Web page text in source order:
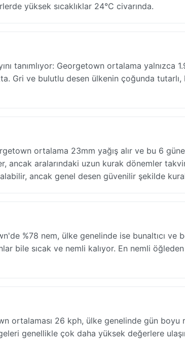
yüksek sıcaklıklar 24°C civarında.
tanımlıyor: Georgetown ortalama yalnızca
Gri ve bulutlu desen ülkenin çoğunda tutarlı,
ortalama 23mm yağış alır ve bu 6 güne
ancak aralarındaki uzun kurak dönemler
ancak genel desen güvenilir şekilde
%78 nem, ülke genelinde ise bunaltıcı ve
bile sıcak ve nemli kalıyor. En nemli
ortalaması 26 kph, ülke genelinde gün boyu
genellikle çok daha yüksek değerlere